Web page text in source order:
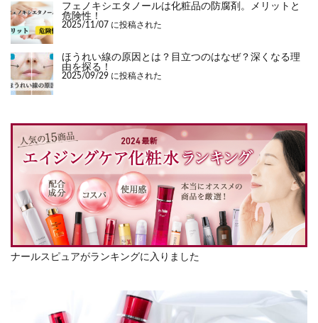
フェノキシエタノールは化粧品の防腐剤。メリットと
危険性！
2025/11/07 に投稿された
ほうれい線の原因とは？目立つのはなぜ？深くなる理
由を探る！
2025/09/29 に投稿された
ナールスピュアがランキングに入りました